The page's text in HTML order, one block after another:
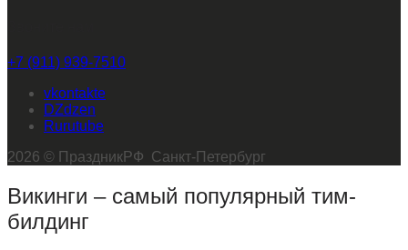
+7 (911) 939-7510
vkontakte
dzen
rutube
2026 © ПраздникРФ Санкт-Петербург
Викинги – самый популярный тим-
билдинг